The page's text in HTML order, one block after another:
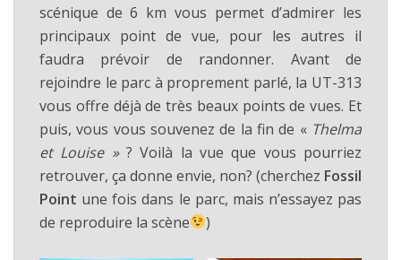
scénique de 6 km vous permet d’admirer les
principaux point de vue, pour les autres il
faudra prévoir de randonner. Avant de
rejoindre le parc à proprement parlé, la UT-313
vous offre déjà de très beaux points de vues. Et
puis, vous vous souvenez de la fin de « Thelma
et Louise » ? Voilà la vue que vous pourriez
retrouver, ça donne envie, non? (cherchez Fossil
Point une fois dans le parc, mais n’essayez pas
de reproduire la scène
)